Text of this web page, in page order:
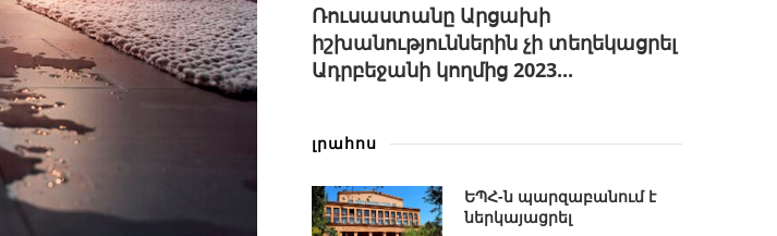
Ռուսաստանը Արցախի
իշխանություններին չի տեղեկացրել
Ադրբեջանի կողմից 2023...
լրահոս
ԵՊՀ-ն պարզաբանում է
ներկայացրել